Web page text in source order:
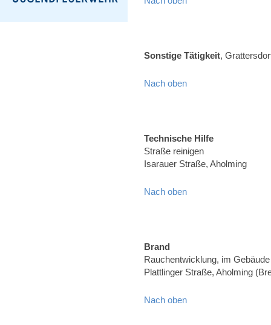
Sonstige Tätigkeit,
Nach oben
Technische Hilfe
Straße reinigen
Isarauer Straße, Aholming
Nach oben
Brand
Rauchentwicklung, im Gebäude
Plattlinger Straße, Aholming
Nach oben